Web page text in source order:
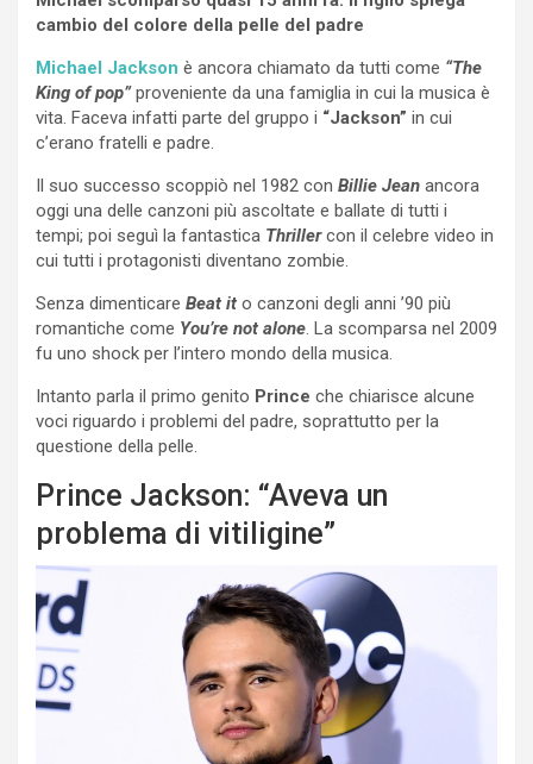
cambio del colore della pelle del padre
Michael Jackson è ancora chiamato da tutti come “The
King of pop” proveniente da una famiglia in cui la musica è
vita. Faceva infatti parte del gruppo i “Jackson” in cui
c’erano fratelli e padre.
Il suo successo scoppiò nel 1982 con Billie Jean ancora
oggi una delle canzoni più ascoltate e ballate di tutti i
tempi; poi seguì la fantastica Thrillercon il celebre video in
cui tutti i protagonisti diventano zombie.
Senza dimenticare Beat it o canzoni degli anni ’90 più
romantiche come You’re not alone. La scomparsa nel 2009
fu uno shock per l’intero mondo della musica.
Intanto parla il primo genito Prince che chiarisce alcune
voci riguardo i problemi del padre, soprattutto per la
questione della pelle.
Prince Jackson: “Aveva un
problema di vitiligine”